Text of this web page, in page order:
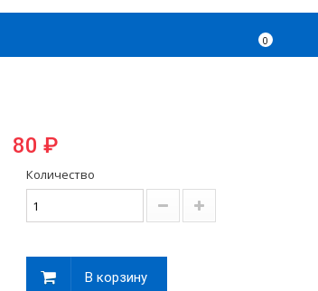
0
80 ₽
Количество
В корзину